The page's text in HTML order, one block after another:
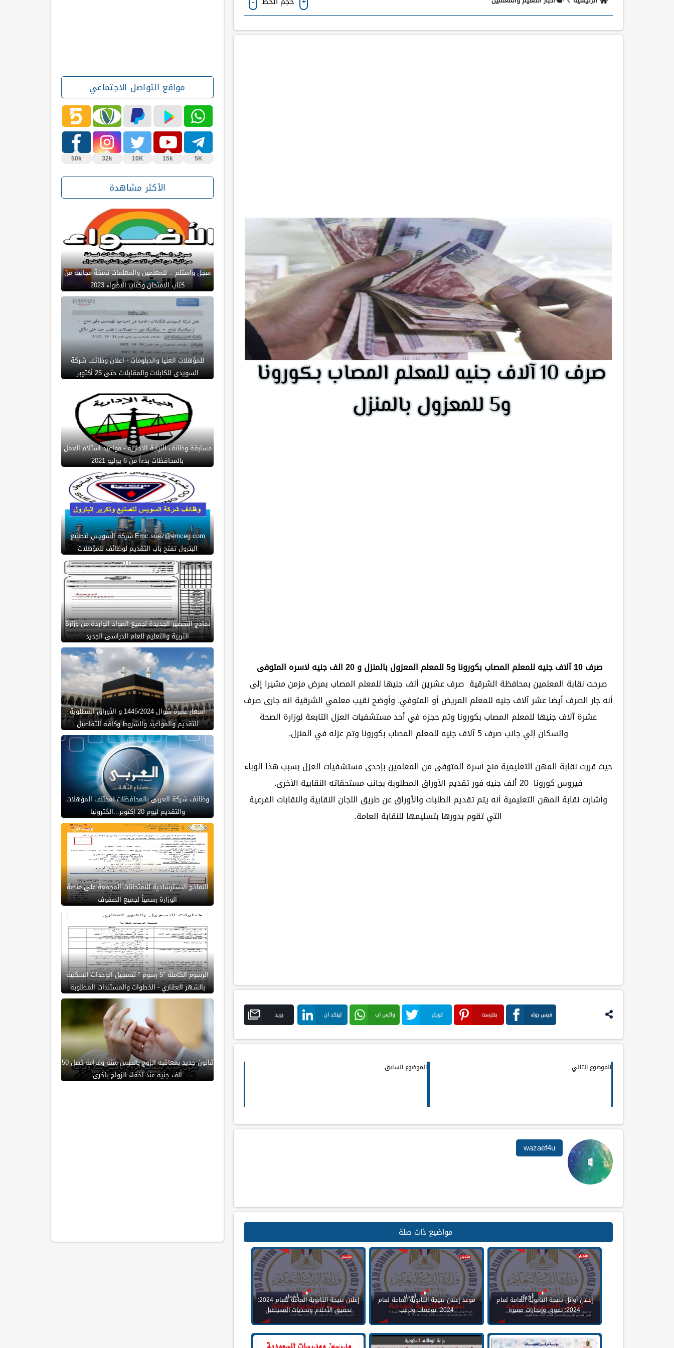
صرف 10 آلاف جنيه للمعلم المصاب بكورونا و5 للمعلم المعزول بالمنزل و 20 الف جنيه لاسره المتوفى
صرحت نقابة المعلمين بمحافظة الشرقية صرف عشرين ألف جنيها للمعلم المصاب بمرض مزمن مشيرا إلى
أنه جار الصرف أيضا عشر آلاف جنيه للمعلم المريض أو المتوفي. وأوضح نقيب معلمي الشرقية انه جارى صرف
عشرة آلاف جنيها للمعلم المصاب بكورونا وتم حجزه في أحد مستشفيات العزل التابعة لوزارة الصحة
والسكان إلي جانب صرف 5 آلاف جنيه للمعلم المصاب بكورونا وتم عزله في المنزل.
حيث قررت نقابة المهن التعليمية منح أسرة المتوفى من المعلمين بإحدى مستشفيات العزل بسبب هذا الوباء
فيروس كورونا 20 ألف جنيه فور تقديم الأوراق المطلوبة بجانب مستحقاته النقابية الأخرى.
وأشارت نقابة المهن التعليمية أنه يتم تقديم الطلبات والأوراق عن طريق اللجان النقابية والنقابات الفرعية
التي تقوم بدورها بتسليمها للنقابة العامة.
فيس بوك بنترست تويتر واتس اب لينكد ان بريد
الموضوع التالي الموضوع السابق
wazaef4u
مواضيع ذات صلة
إعلان أوائل نتيجة الثانوية العامة لعام
2024: تفوق وإنجازات مميزة
موعد إعلان نتيجة الثانوية العامة لعام
2024: توقعات وترقب
إعلان نتيجة الثانوية العامة للعام 2024:
تحقيق الأحلام وتحديات المستقبل
مواقع التواصل الاجتماعي
5K
15k
10K
32k
50k
الأكثر مشاهدة
سجل واستلم .. للمعلمين والمعلمات نسخة مجانية من
كتاب الامتحان وكتاب الاضواء 2023
للمؤهلات العليا والدبلومات - اعلان وظائف شركة
السويدى للكابلات والمقابلات حتى 25 أكتوبر
مسابقة وظائف النيابة الادارية - مواعيد استلام العمل
بالمحافظات بدءاً من 6 يوليو 2021
Emc.suez@emceg.com شركة السويس لتصنيع
البترول تفتح باب التقديم لوظائف للمؤهلات
نماذج التحضير الجديدة لجميع المواد الواردة من وزارة
التربية والتعليم للعام الدراسى الجديد
أسعار عمرة شوال 1445/2024 و الأوراق المطلوبة
للتقديم والمواعيد والشروط وكافة التفاصيل
وظائف شركة العربى بالمحافظات لمختلف المؤهلات
والتقديم ليوم 20 اكتوبر...الكترونيا
النماذج الاسترشادية للامتحانات المجمعة على منصة
الوزارة رسمياً لجميع الصفوف
الرسوم الكاملة "5 رسوم " لتسجيل الوحدات السكنية
بالشهر العقاري - الخطوات والمستندات المطلوبة
قانون جديد بمعاقبه الزوج بالحبس سنة وغرامة تصل 50
الف جنيه عند اخفاء الزواج باخرى